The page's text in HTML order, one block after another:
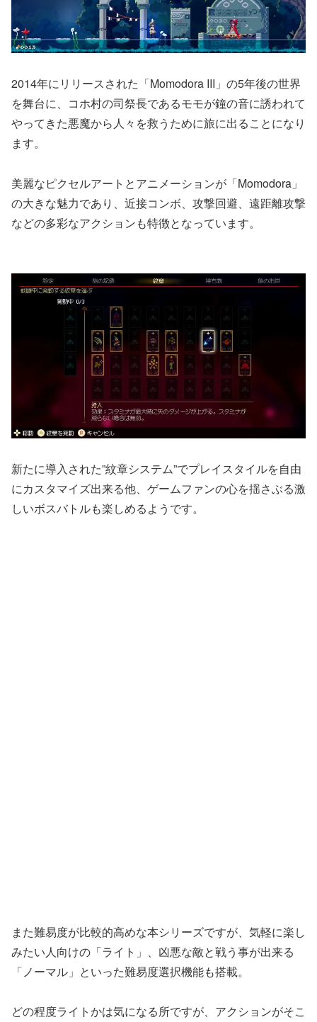
2014年にリリースされた「Momodora III」の5年後の世界
を舞台に、コホ村の司祭長であるモモが鐘の音に誘われて
やってきた悪魔から人々を救うために旅に出ることになり
ます。
美麗なピクセルアートとアニメーションが「Momodora」
の大きな魅力であり、近接コンボ、攻撃回避、遠距離攻撃
などの多彩なアクションも特徴となっています。
新たに導入された”紋章システム”でプレイスタイルを自由
にカスタマイズ出来る他、ゲームファンの心を揺さぶる激
しいボスバトルも楽しめるようです。
また難易度が比較的高めな本シリーズですが、気軽に楽し
みたい人向けの「ライト」、凶悪な敵と戦う事が出来る
「ノーマル」といった難易度選択機能も搭載。
どの程度ライトかは気になる所ですが、アクションがそこ